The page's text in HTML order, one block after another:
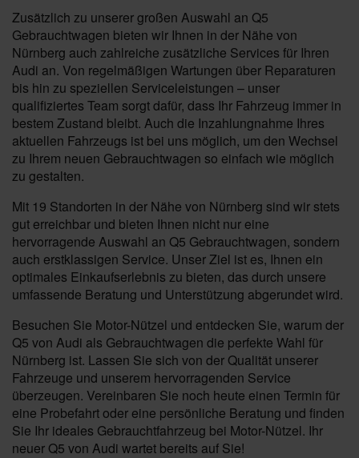
Zusätzlich zu unserer großen Auswahl an Q5
Gebrauchtwagen bieten wir Ihnen in der Nähe von
Nürnberg auch zahlreiche zusätzliche Services für Ihren
Audi an. Von regelmäßigen Wartungen über Reparaturen
bis hin zu speziellen Serviceleistungen – unser
qualifiziertes Team sorgt dafür, dass Ihr Fahrzeug immer in
bestem Zustand bleibt. Auch die Inzahlungnahme Ihres
aktuellen Fahrzeugs ist bei uns möglich, um den Wechsel
zu Ihrem neuen Gebrauchtwagen so einfach wie möglich
zu gestalten.
Mit 19 Standorten in der Nähe von Nürnberg sind wir stets
gut erreichbar und bieten Ihnen nicht nur eine
hervorragende Auswahl an Q5 Gebrauchtwagen, sondern
auch erstklassigen Service. Unser Ziel ist es, Ihnen ein
optimales Einkaufserlebnis zu bieten, das durch unsere
umfassende Beratung und Unterstützung abgerundet wird.
Besuchen Sie Motor-Nützel und entdecken Sie, warum der
Q5 von Audi als Gebrauchtwagen die perfekte Wahl für
Nürnberg ist. Lassen Sie sich von der Qualität unserer
Fahrzeuge und unserem hervorragenden Service
überzeugen. Vereinbaren Sie noch heute einen Termin für
eine Probefahrt oder eine persönliche Beratung und finden
Sie Ihr ideales Gebrauchtfahrzeug bei Motor-Nützel. Ihr
neuer Q5 von Audi wartet bereits auf Sie!